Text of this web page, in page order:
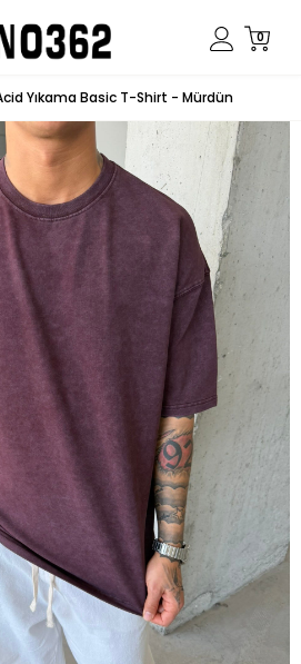
0
Yıkama Basic T-Shirt - Mürdün